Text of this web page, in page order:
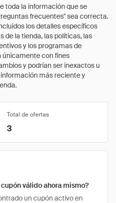
toda la información que se
frecuentes" sea correcta.
los detalles específicos
de la tienda, las políticas, las
y los programas de
únicamente con fines
y podrían ser inexactos u
más reciente y
Total de ofertas
3
válido ahora mismo?
un cupón activo en